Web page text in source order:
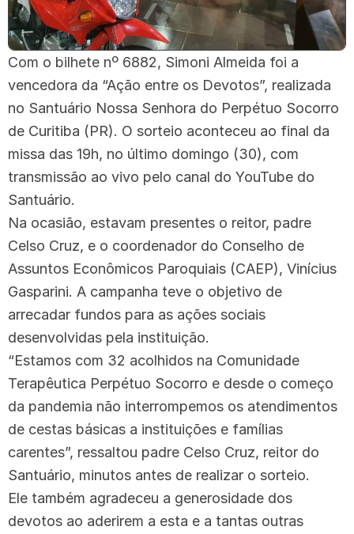
Com o bilhete nº 6882, Simoni Almeida foi a
vencedora da “Ação entre os Devotos”, realizada
no Santuário Nossa Senhora do Perpétuo Socorro
de Curitiba (PR). O sorteio aconteceu ao final da
missa das 19h, no último domingo (30), com
transmissão ao vivo pelo canal do YouTube do
Santuário.
Na ocasião, estavam presentes o reitor, padre
Celso Cruz, e o coordenador do Conselho de
Assuntos Econômicos Paroquiais (CAEP), Vinícius
Gasparini. A campanha teve o objetivo de
arrecadar fundos para as ações sociais
desenvolvidas pela instituição.
“Estamos com 32 acolhidos na Comunidade
Terapêutica Perpétuo Socorro e desde o começo
da pandemia não interrompemos os atendimentos
de cestas básicas a instituições e famílias
carentes”, ressaltou padre Celso Cruz, reitor do
Santuário, minutos antes de realizar o sorteio.
Ele também agradeceu a generosidade dos
devotos ao aderirem a esta e a tantas outras